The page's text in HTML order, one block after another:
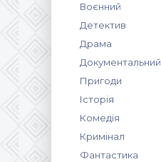
Воєнний
Детектив
Драма
Документальний
Пригоди
Історія
Комедія
Кримінал
Фантастика